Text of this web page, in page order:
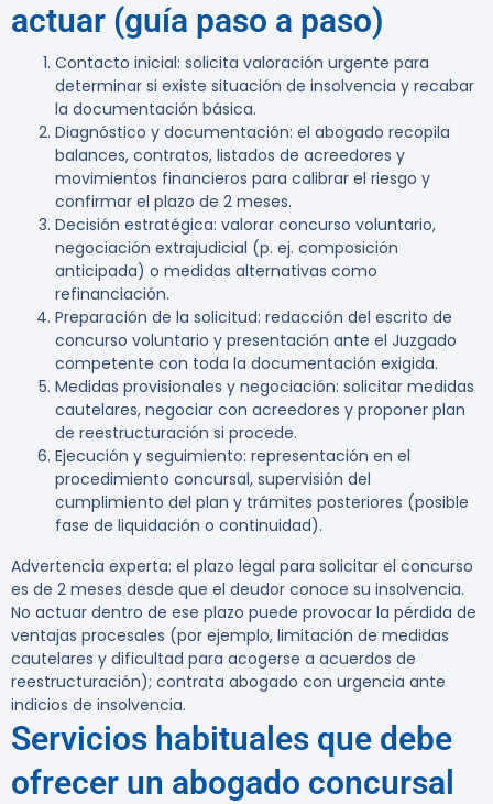
actuar (guía paso a paso)
Contacto inicial: solicita valoración urgente para
determinar si existe situación de insolvencia y recabar
la documentación básica.
Diagnóstico y documentación: el abogado recopila
balances, contratos, listados de acreedores y
movimientos financieros para calibrar el riesgo y
confirmar el plazo de 2 meses.
Decisión estratégica: valorar concurso voluntario,
negociación extrajudicial (p. ej. composición
anticipada) o medidas alternativas como
refinanciación.
Preparación de la solicitud: redacción del escrito de
concurso voluntario y presentación ante el Juzgado
competente con toda la documentación exigida.
Medidas provisionales y negociación: solicitar medidas
cautelares, negociar con acreedores y proponer plan
de reestructuración si procede.
Ejecución y seguimiento: representación en el
procedimiento concursal, supervisión del
cumplimiento del plan y trámites posteriores (posible
fase de liquidación o continuidad).
Advertencia experta: el plazo legal para solicitar el concurso
es de 2 meses desde que el deudor conoce su insolvencia.
No actuar dentro de ese plazo puede provocar la pérdida de
ventajas procesales (por ejemplo, limitación de medidas
cautelares y dificultad para acogerse a acuerdos de
reestructuración); contrata abogado con urgencia ante
indicios de insolvencia.
Servicios habituales que debe
ofrecer un abogado concursal